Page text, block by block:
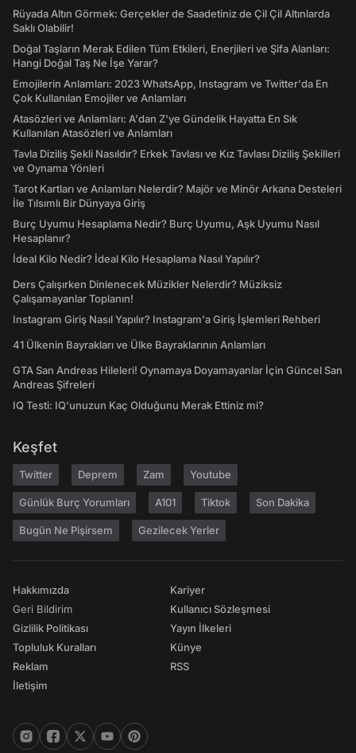
Rüyada Altın Görmek: Gerçekler de Saadetiniz de Çil Çil Altınlarda
Saklı Olabilir!
Doğal Taşların Merak Edilen Tüm Etkileri, Enerjileri ve Şifa Alanları:
Hangi Doğal Taş Ne İşe Yarar?
Emojilerin Anlamları: 2023 WhatsApp, Instagram ve Twitter'da En
Çok Kullanılan Emojiler ve Anlamları
Atasözleri ve Anlamları: A'dan Z'ye Gündelik Hayatta En Sık
Kullanılan Atasözleri ve Anlamları
Tavla Diziliş Şekli Nasıldır? Erkek Tavlası ve Kız Tavlası Diziliş Şekilleri
ve Oynama Yönleri
Tarot Kartları ve Anlamları Nelerdir? Majör ve Minör Arkana Desteleri
İle Tılsımlı Bir Dünyaya Giriş
Burç Uyumu Hesaplama Nedir? Burç Uyumu, Aşk Uyumu Nasıl
Hesaplanır?
İdeal Kilo Nedir? İdeal Kilo Hesaplama Nasıl Yapılır?
Ders Çalışırken Dinlenecek Müzikler Nelerdir? Müziksiz
Çalışamayanlar Toplanın!
Instagram Giriş Nasıl Yapılır? Instagram'a Giriş İşlemleri Rehberi
41 Ülkenin Bayrakları ve Ülke Bayraklarının Anlamları
GTA San Andreas Hileleri! Oynamaya Doyamayanlar İçin Güncel San
Andreas Şifreleri
IQ Testi: IQ'unuzun Kaç Olduğunu Merak Ettiniz mi?
Keşfet
Twitter Deprem Zam Youtube
Günlük Burç Yorumları A101 Tiktok Son Dakika
Bugün Ne Pişirsem Gezilecek Yerler
Hakkımızda
Geri Bildirim
Gizlilik Politikası
Topluluk Kuralları
Reklam
İletişim
Kariyer
Kullanıcı Sözleşmesi
Yayın İlkeleri
Künye
RSS